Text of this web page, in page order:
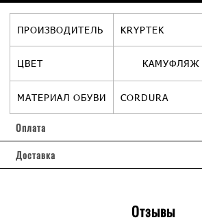
ПРОИЗВОДИТЕЛЬ KRYPTEK
ЦВЕТ КАМУФЛЯЖ
МАТЕРИАЛ ОБУВИ CORDURA
Оплата
Доставка
Отзывы